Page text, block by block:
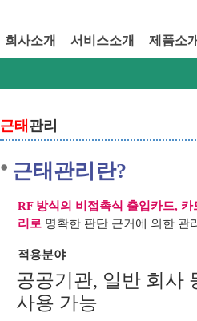
회사소개 서비스소개 제품소
근태 관리
근태관리란?
RF 방식의 비접촉식 출입카드, 카
리로 명확한 판단 근거에 의한 관
적용분야
공공기관, 일반 회사
사용 가능